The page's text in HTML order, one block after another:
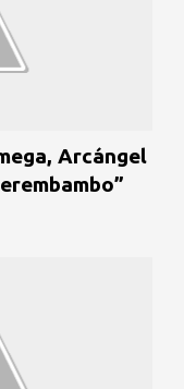
Arcángel